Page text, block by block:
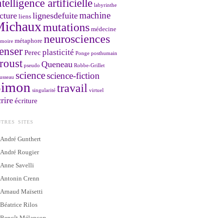
artificielle labyrinthe
liens lignesdefuitemachine
mutations médecine
métaphore neurosciences
Perec plasticité Ponge posthumain
pseudo Queneau Robbe-Grillet
sciencescience-fiction
singularité travail virtuel
écriture
SITES
André Gunthert
André Rougier
Anne Savelli
Antonin Crenn
Arnaud Maïsetti
Béatrice Rilos